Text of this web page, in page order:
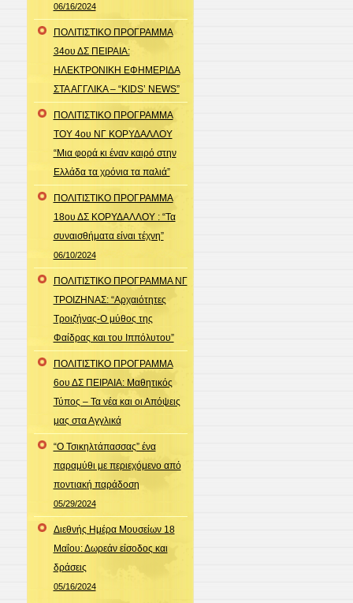
06/16/2024
ΠΟΛΙΤΙΣΤΙΚΟ ΠΡΟΓΡΑΜΜΑ
34ου ΔΣ ΠΕΙΡΑΙΑ:
ΗΛΕΚΤΡΟΝΙΚΗ ΕΦΗΜΕΡΙΔΑ
ΣΤΑ ΑΓΓΛΙΚΑ – “KIDS’ NEWS”
ΠΟΛΙΤΙΣΤΙΚΟ ΠΡΟΓΡΑΜΜΑ
ΤΟΥ 4ου ΝΓ ΚΟΡΥΔΑΛΛΟΥ
“Μια φορά κι έναν καιρό στην
Ελλάδα τα χρόνια τα παλιά”
ΠΟΛΙΤΙΣΤΙΚΟ ΠΡΟΓΡΑΜΜΑ
18ου ΔΣ ΚΟΡΥΔΑΛΛΟΥ : “Τα
συναισθήματα είναι τέχνη”
06/10/2024
ΠΟΛΙΤΙΣΤΙΚΟ ΠΡΟΓΡΑΜΜΑ ΝΓ
ΤΡΟΙΖΗΝΑΣ: “Αρχαιότητες
Τροιζήνας-Ο μύθος της
Φαίδρας και του Ιππόλυτου”
ΠΟΛΙΤΙΣΤΙΚΟ ΠΡΟΓΡΑΜΜΑ
6ου ΔΣ ΠΕΙΡΑΙΑ: Μαθητικός
Τύπος – Τα νέα και οι Απόψεις
μας στα Αγγλικά
“Ο Τσικηλτάπασσας” ένα
παραμύθι με περιεχόμενο από
ποντιακή παράδοση
05/29/2024
Διεθνής Ημέρα Μουσείων 18
Μαΐου: Δωρεάν είσοδος και
δράσεις
05/16/2024